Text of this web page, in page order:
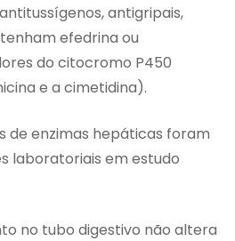
antigripais,
efedrina ou
do citocromo P450
e a cimetidina).
de enzimas hepáticas foram
laboratoriais em estudo
no tubo digestivo não altera